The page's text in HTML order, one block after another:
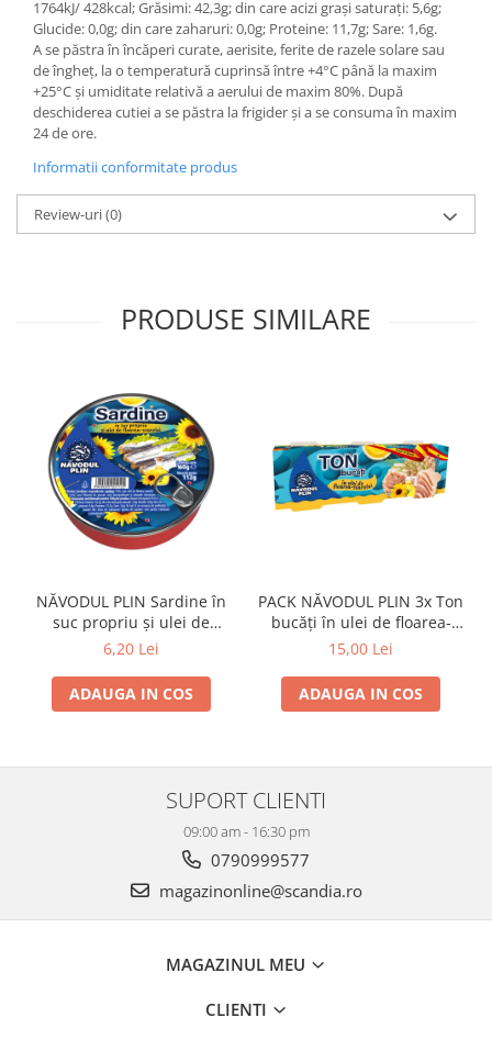
1764kJ/ 428kcal; Grăsimi: 42,3g; din care acizi graşi saturaţi: 5,6g;
Glucide: 0,0g; din care zaharuri: 0,0g; Proteine: 11,7g; Sare: 1,6g.
A se păstra în încăperi curate, aerisite, ferite de razele solare sau
de îngheţ, la o temperatură cuprinsă între +4°C până la maxim
+25°C şi umiditate relativă a aerului de maxim 80%. După
deschiderea cutiei a se păstra la frigider şi a se consuma în maxim
24 de ore.
Informatii conformitate produs
Review-uri(0)
PRODUSE SIMILARE
NĂVODUL PLIN Sardine în
suc propriu și ulei de
floarea-soarelui 160g
6,20 Lei
ADAUGA IN COS
PACK NĂVODUL PLIN 3x Ton
bucăți în ulei de floarea-
soarelui 80g
15,00 Lei
ADAUGA IN COS
SUPORT CLIENTI
09:00 am - 16:30 pm
0790999577
magazinonline@scandia.ro
MAGAZINUL MEU
CLIENTI